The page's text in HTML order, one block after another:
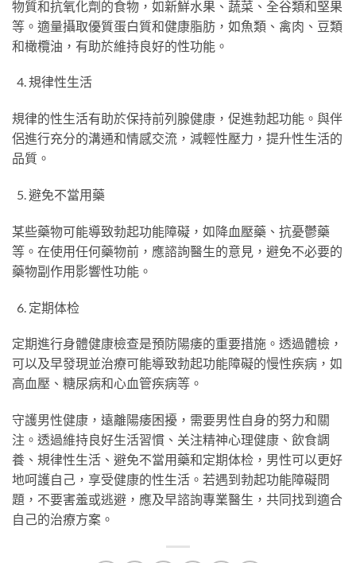
物質和抗氧化劑的食物，如新鮮水果、蔬菜、全谷類和堅果
等。適量攝取優質蛋白質和健康脂肪，如魚類、禽肉、豆類
和橄欖油，有助於維持良好的性功能。
規律性生活
規律的性生活有助於保持前列腺健康，促進勃起功能。與伴
侶進行充分的溝通和情感交流，減輕性壓力，提升性生活的
品質。
避免不當用藥
某些藥物可能導致勃起功能障礙，如降血壓藥、抗憂鬱藥
等。在使用任何藥物前，應諮詢醫生的意見，避免不必要的
藥物副作用影響性功能。
定期体检
定期進行身體健康檢查是預防陽痿的重要措施。透過體檢，
可以及早發現並治療可能導致勃起功能障礙的慢性疾病，如
高血壓、糖尿病和心血管疾病等。
守護男性健康，遠離陽痿困擾，需要男性自身的努力和關
注。透過維持良好生活習慣、关注精神心理健康、飲食調
養、規律性生活、避免不當用藥和定期体检，男性可以更好
地呵護自己，享受健康的性生活。若遇到勃起功能障礙問
題，不要害羞或逃避，應及早諮詢專業醫生，共同找到適合
自己的治療方案。